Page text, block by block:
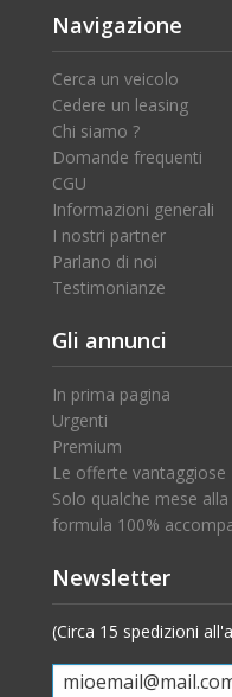
Navigazione
Cerca un veicolo
Cedere un leasing
Chi siamo ?
Domande frequenti
CGU
Informazioni generali
I nostri partner
Parlano di noi
Testimonianze
Gli annunci
In prima pagina
Urgenti
Premium
Le offerte vantaggiose
Solo qualche mese
formula 100%
Newsletter
(Circa 15 spedizioni